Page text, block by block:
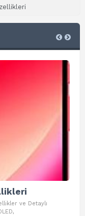
ve Detaylı